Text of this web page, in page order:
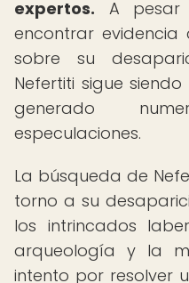
expertos. A pesar
encontrar
sobre su
Nefertiti sigue
generado
especulaciones.
La búsqueda de
torno a su
los intrincados
arqueología y la
intento por resolver